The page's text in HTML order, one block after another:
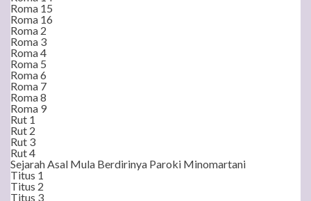
Roma 15
Roma 16
Roma 2
Roma 3
Roma 4
Roma 5
Roma 6
Roma 7
Roma 8
Roma 9
Rut 1
Rut 2
Rut 3
Rut 4
Sejarah Asal Mula Berdirinya Paroki Minomartani
Titus 1
Titus 2
Titus 3